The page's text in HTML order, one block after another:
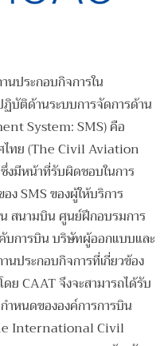
ระกอบกิจการใน
บัติด้านระบบการจัดการด้าน
System: SMS) คือ
ไทย (The Civil Aviation
มีหน้าที่รับผิดชอบในการ
ง SMS ของผู้ให้บริการ
สนามบิน ศูนย์ฝึกอบรมการ
บการบิน บริษัทผู้ออกแบบและ
ประกอบกิจการที่เกี่ยวข้อง
ย CAAT จึงจะสามารถได้รับ
หนดขององค์การการบิน
International Civil